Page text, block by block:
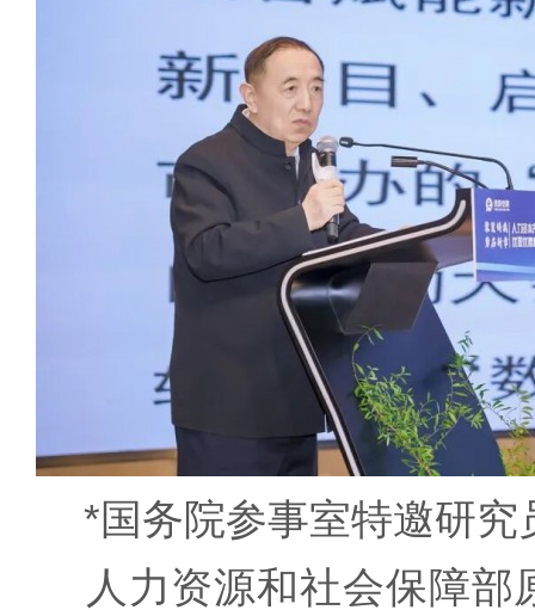
*国务院参事室特邀研究
人力资源和社会保障部